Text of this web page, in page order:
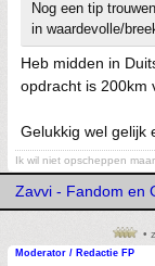
Nog een tip
in waardevolle/
Heb midden in
opdracht is 200km
Gelukkig wel gelijk
Ik wil niet opscheppen
Zavvi - Fandom en
•
Moderator / Redactie FP